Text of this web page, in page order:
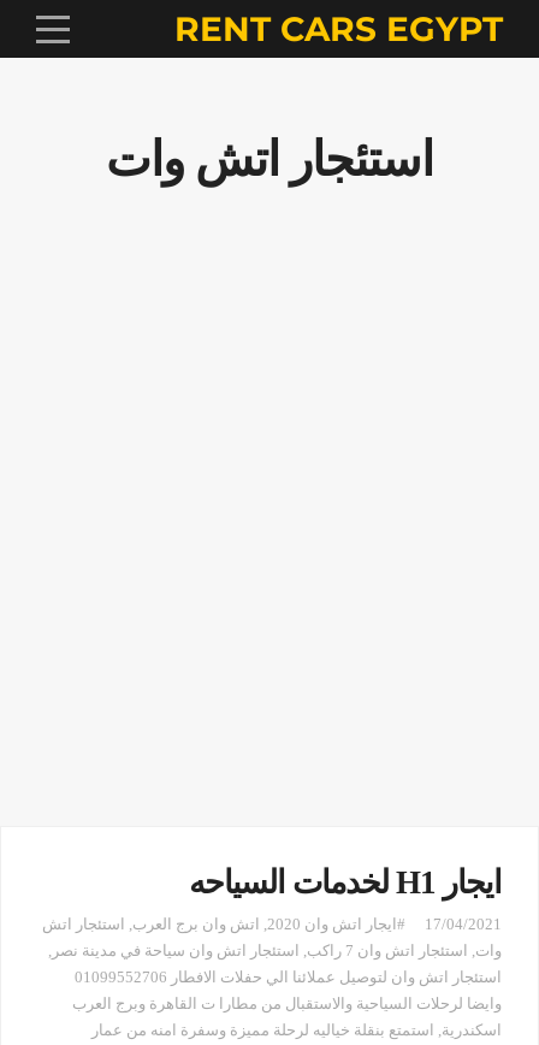
RENT CARS EGYPT
استئجار اتش وات
ايجار H1 لخدمات السياحه
17/04/2021 #ايجار اتش وان 2020 , اتش وان برج العرب, استئجار اتش
وات, استئجار اتش وان 7 راكب , استئجار اتش وان سياحة في مدينة نصر ,
استئجار اتش وان لتوصيل عملائنا الي حفلات الافطار 01099552706
وايضا لرحلات السياحية والاستقبال من مطارا ت القاهرة وبرج العرب
اسكندرية, استمتع بنقلة خياليه لرحلة مميزة وسفرة امنه من عمار